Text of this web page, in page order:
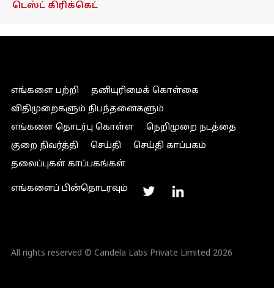
டெஸ்ட் கிரிக்கெட்
எங்களை பற்றி
தனியுரிமைக் கொள்கை
விதிமுறைகளும் நிபந்தனைகளும்
எங்களை தொடர்பு கொள்ள
நெறிமுறை நடத்தை
குறை நிவர்த்தி
செய்தி
செய்தி காப்பகம்
தலைப்புகள் காப்பகங்கள்
எங்களைப் பின்தொடரவும்
All rights reserved © Candela Labs Private Limited 2026